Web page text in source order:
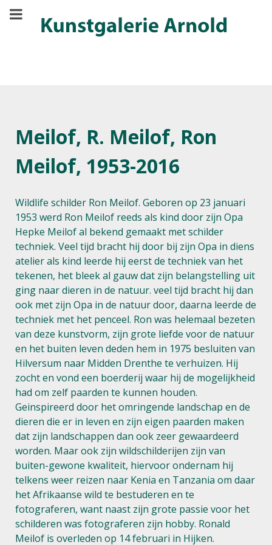
Meilof, R. Meilof, Ron
Meilof, 1953-2016
Wildlife schilder Ron Meilof. Geboren op 23 januari
1953 werd Ron Meilof reeds als kind door zijn Opa
Hepke Meilof al bekend gemaakt met schilder
techniek. Veel tijd bracht hij door bij zijn Opa in diens
atelier als kind leerde hij eerst de techniek van het
tekenen, het bleek al gauw dat zijn belangstelling uit
ging naar dieren in de natuur. veel tijd bracht hij dan
ook met zijn Opa in de natuur door, daarna leerde de
techniek met het penceel. Ron was helemaal bezeten
van deze kunstvorm, zijn grote liefde voor de natuur
en het buiten leven deden hem in 1975 besluiten van
Hilversum naar Midden Drenthe te verhuizen. Hij
zocht en vond een boerderij waar hij de mogelijkheid
had om zelf paarden te kunnen houden.
Geinspireerd door het omringende landschap en de
dieren die er in leven en zijn eigen paarden maken
dat zijn landschappen dan ook zeer gewaardeerd
worden. Maar ook zijn wildschilderijen zijn van
buiten-gewone kwaliteit, hiervoor ondernam hij
telkens weer reizen naar Kenia en Tanzania om daar
het Afrikaanse wild te bestuderen en te
fotograferen, want naast zijn grote passie voor het
schilderen was fotograferen zijn hobby. Ronald
Meilof is overleden op 14 februari in Hijken.